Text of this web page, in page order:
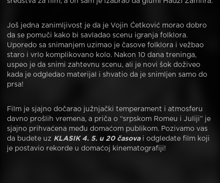
Još jedna zanimljivost je da je Vojin Ćetković morao dobro
da se pomuči kako bi savladao scenu igranja folklora.
Uporedo sa snimanjem uzimao je časove folklora i vežbao
staro i vrlo komplikovano kolo. Nakon 10 dana treninga,
uspeo je da snimi zahtevnu scenu, ali je novi šok doživeo
kada je odgledao materijal i shvatio da je snimljen samo do
prsa!
Film je sjajno dočarao južnjački temperament i atmosferu
davno prošlih vremena, a priča o “srpskom Romeu i Juliji” je
sjajno prihvaćena među domaćom publikom. Pozivamo vas
da budete uz KLASIK 4. 5. u 20 časovai odgledate film koji
je postavio rekorde u domaćoj kinematografiji!